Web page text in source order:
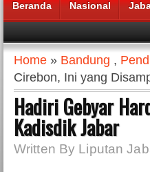
Beranda Nasional
Headlines News :
Home » Bandung ,
Cirebon, Ini yang
Hadiri Gebyar
Kadisdik Jabar
Written By Liputan